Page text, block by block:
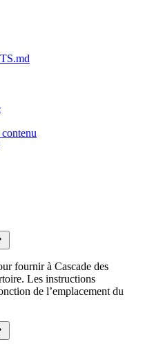
fournir à Cascade des
Les instructions
de l’emplacement du